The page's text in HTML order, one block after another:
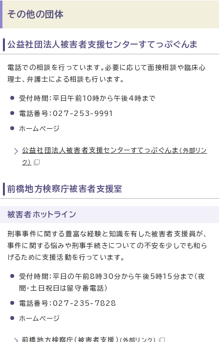
その他の団体
公益社団法人被害者支援センターすてっぷぐんま
電話での相談を行っています。必要に応じて面接相談や臨床心
理士、弁護士による相談も行います。
受付時間：平日午前10時から午後4時まで
電話番号：027-253-9991
ホームページ
公益社団法人被害者支援センターすてっぷぐんま （外部リン
ク）
前橋地方検察庁被害者支援室
被害者ホットライン
刑事事件に関する豊富な経験と知識を有した被害者支援員が、
事件に関する悩みや刑事手続きについての不安を少しでも和ら
げるために支援活動を行っています。
受付時間：平日の午前8時30分から午後5時15分まで（夜
間・土日祝日は留守番電話）
電話番号：027-235-7828
ホームページ
前橋地方検察庁（被害者支援） （外部リンク）